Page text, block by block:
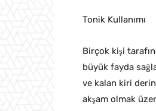
Tonik Kullanımı
Birçok kişi
büyük fayda
ve kalan kiri
akşam olmak